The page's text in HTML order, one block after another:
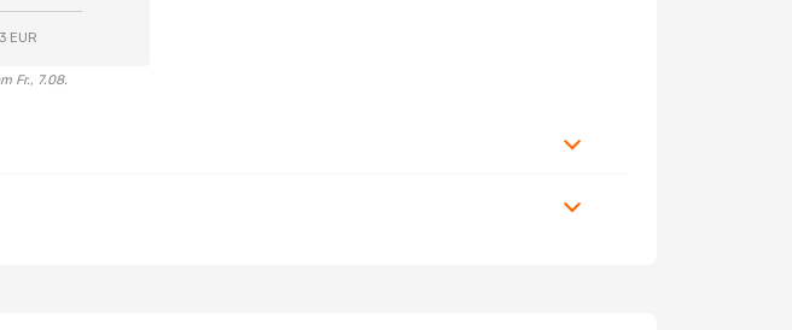
EUR
Fr., 7.08.